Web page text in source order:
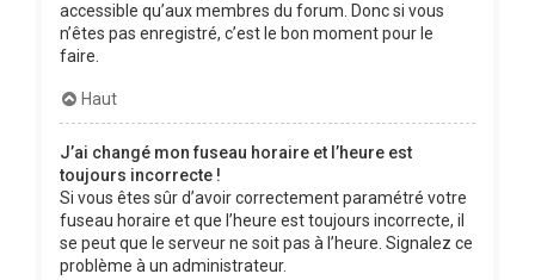
accessible qu’aux membres du forum. Donc si vous
n’êtes pas enregistré, c’est le bon moment pour le
faire.
Haut
J’ai changé mon fuseau horaire et l’heure est
toujours incorrecte !
Si vous êtes sûr d’avoir correctement paramétré votre
fuseau horaire et que l’heure est toujours incorrecte, il
se peut que le serveur ne soit pas à l’heure. Signalez ce
problème à un administrateur.